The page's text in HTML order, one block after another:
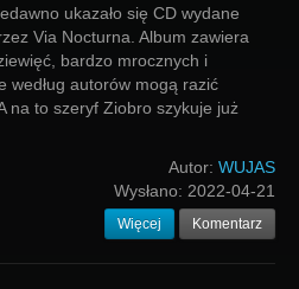
ukazało się CD wydane
Via Nocturna. Album zawiera
bardzo mrocznych i
według autorów mogą razić
na to szeryf Ziobro szykuje już
Autor: WUJAS
Wysłano: 2022-04-21
Więcej Komentarz